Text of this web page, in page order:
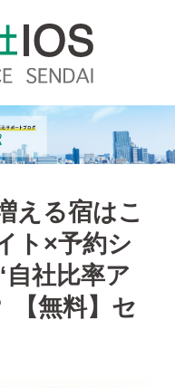
える宿はこ
ト×予約シ
社比率ア
【無料】セ